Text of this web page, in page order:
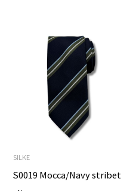
SILKE
S0019 Mocca/Navy stribet
Mocca/Navy